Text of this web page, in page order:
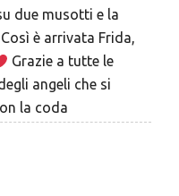
due musotti e la
è arrivata Frida,
Grazie a tutte le
angeli che si
la coda